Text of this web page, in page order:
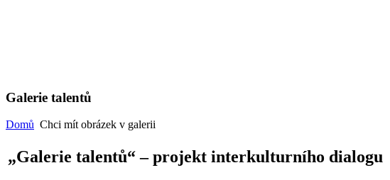
Galerie talentů
Domů Chci mít obrázek v galerii
„Galerie talentů“ – projekt interkulturního dialogu